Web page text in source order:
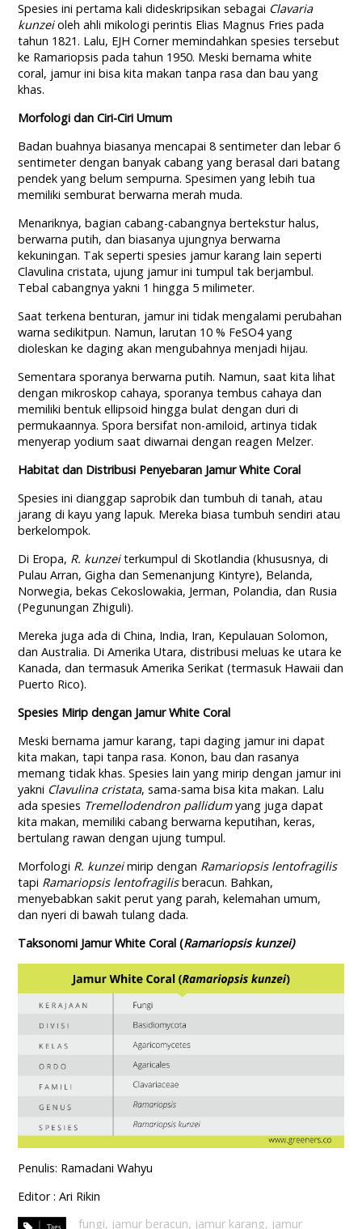
Spesies ini pertama kali dideskripsikan sebagai Clavaria
kunzeioleh ahli mikologi perintis Elias Magnus Fries pada
tahun 1821. Lalu, EJH Corner memindahkan spesies tersebut
ke Ramariopsis pada tahun 1950. Meski bernama white
coral, jamur ini bisa kita makan tanpa rasa dan bau yang
khas.
Morfologi dan Ciri-Ciri Umum
Badan buahnya biasanya mencapai 8 sentimeter dan lebar 6
sentimeter dengan banyak cabang yang berasal dari batang
pendek yang belum sempurna. Spesimen yang lebih tua
memiliki semburat berwarna merah muda.
Menariknya, bagian cabang-cabangnya bertekstur halus,
berwarna putih, dan biasanya ujungnya berwarna
kekuningan. Tak seperti spesies jamur karang lain seperti
Clavulina cristata, ujung jamur ini tumpul tak berjambul.
Tebal cabangnya yakni 1 hingga 5 milimeter.
Saat terkena benturan, jamur ini tidak mengalami perubahan
warna sedikitpun. Namun, larutan 10 % FeSO4 yang
dioleskan ke daging akan mengubahnya menjadi hijau.
Sementara sporanya berwarna putih. Namun, saat kita lihat
dengan mikroskop cahaya, sporanya tembus cahaya dan
memiliki bentuk ellipsoid hingga bulat dengan duri di
permukaannya. Spora bersifat non-amiloid, artinya tidak
menyerap yodium saat diwarnai dengan reagen Melzer.
Habitat dan Distribusi Penyebaran Jamur White Coral
Spesies ini dianggap saprobik dan tumbuh di tanah, atau
jarang di kayu yang lapuk. Mereka biasa tumbuh sendiri atau
berkelompok.
Di Eropa, R. kunzeiterkumpul di Skotlandia (khususnya, di
Pulau Arran, Gigha dan Semenanjung Kintyre), Belanda,
Norwegia, bekas Cekoslowakia, Jerman, Polandia, dan Rusia
(Pegunungan Zhiguli).
Mereka juga ada di China, India, Iran, Kepulauan Solomon,
dan Australia. Di Amerika Utara, distribusi meluas ke utara ke
Kanada, dan termasuk Amerika Serikat (termasuk Hawaii dan
Puerto Rico).
Spesies Mirip dengan Jamur White Coral
Meski bernama jamur karang, tapi daging jamur ini dapat
kita makan, tapi tanpa rasa. Konon, bau dan rasanya
memang tidak khas. Spesies lain yang mirip dengan jamur ini
yakni Clavulina cristata, sama-sama bisa kita makan. Lalu
ada spesies Tremellodendron pallidumyang juga dapat
kita makan, memiliki cabang berwarna keputihan, keras,
bertulang rawan dengan ujung tumpul.
Morfologi R. kunzeimirip dengan Ramariopsis lentofragilis
tapi Ramariopsis lentofragilisberacun. Bahkan,
menyebabkan sakit perut yang parah, kelemahan umum,
dan nyeri di bawah tulang dada.
Taksonomi Jamur White Coral (Ramariopsis kunzei)
Penulis: Ramadani Wahyu
Editor : Ari Rikin
fungi, jamur beracun, jamur karang, jamur